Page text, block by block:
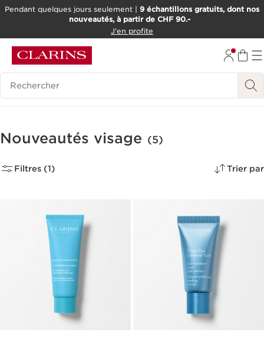
ALLER AU CONTENU
OUTIL D'ACCESSIBILITÉ
Pendant quelques jours seulement | 9 échantillons gratuits, dont nos
nouveautés, à partir de CHF 90.-
J'en profite
Historique des recherches
Nouveautés visage (5)
Filtres (1) Trier par